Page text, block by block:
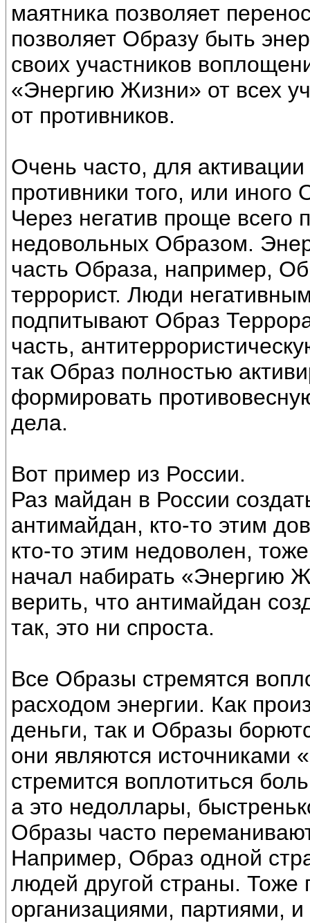
маятника позволяет
позволяет Образу быть
своих участников
«Энергию Жизни» от всех
от противников.
Очень часто, для
противники того, или иного
Через негатив проще всего
недовольных Образом.
часть Образа, например,
террорист. Люди
подпитывают Образ
часть,
так Образ полностью
формировать
дела.
Вот пример из России.
Раз майдан в России
антимайдан, кто-то этим
кто-то этим недоволен,
начал набирать «Энергию
верить, что антимайдан
так, это ни спроста.
Все Образы стремятся
расходом энергии. Как
деньги, так и Образы
они являются
стремится воплотиться
а это недоллары,
Образы часто
Например, Образ одной
людей другой страны. Тоже
организациями, партиями, и